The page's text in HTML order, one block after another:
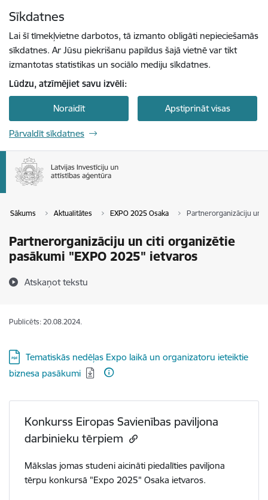
Sīkdatnes
Lai šī tīmekļvietne darbotos, tā izmanto obligāti nepieciešamās
sīkdatnes. Ar Jūsu piekrišanu papildus šajā vietnē var tikt
izmantotas statistikas un sociālo mediju sīkdatnes.
Lūdzu, atzīmējiet savu izvēli:
Noraidīt Apstiprināt visas
Pārvaldīt sīkdatnes
Sākums Aktualitātes EXPO 2025 Osaka Partnerorganizāciju un
Partnerorganizāciju un citi organizētie
pasākumi "EXPO 2025" ietvaros
Atskaņot tekstu
Publicēts: 20.08.2024.
Lejupielādēt:
Tematiskās nedēļas Expo laikā un organizatoru ieteiktie
biznesa pasākumi
Konkurss Eiropas Savienības paviljona
darbinieku tērpiem
Mākslas jomas studeni aicināti piedalīties paviljona
tērpu konkursā "Expo 2025" Osaka ietvaros.